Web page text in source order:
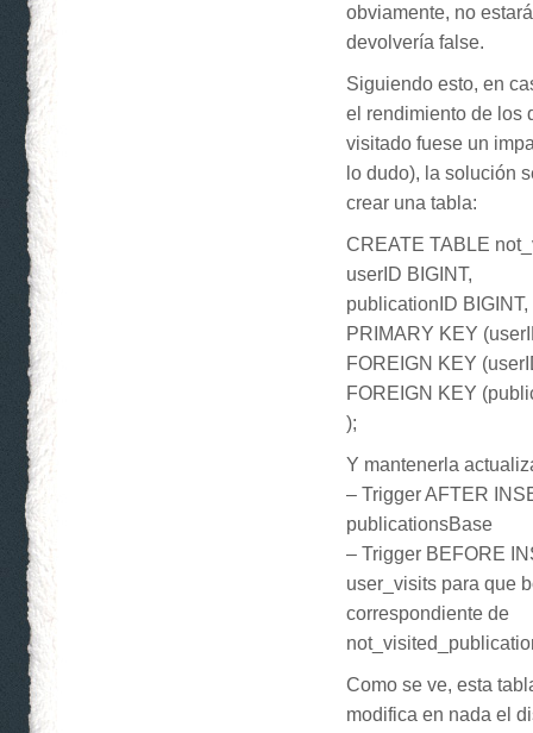
obviamente, no
devolvería false.
Siguiendo esto, en
el rendimiento de los
visitado fuese un
lo dudo), la solución
crear una tabla:
CREATE TABLE
userID BIGINT,
publicationID BIGINT,
PRIMARY KEY
FOREIGN KEY
FOREIGN KEY
);
Y mantenerla
– Trigger AFTER
publicationsBase
– Trigger BEFORE
user_visits para que
correspondiente de
Como se ve, esta
modifica en nada el